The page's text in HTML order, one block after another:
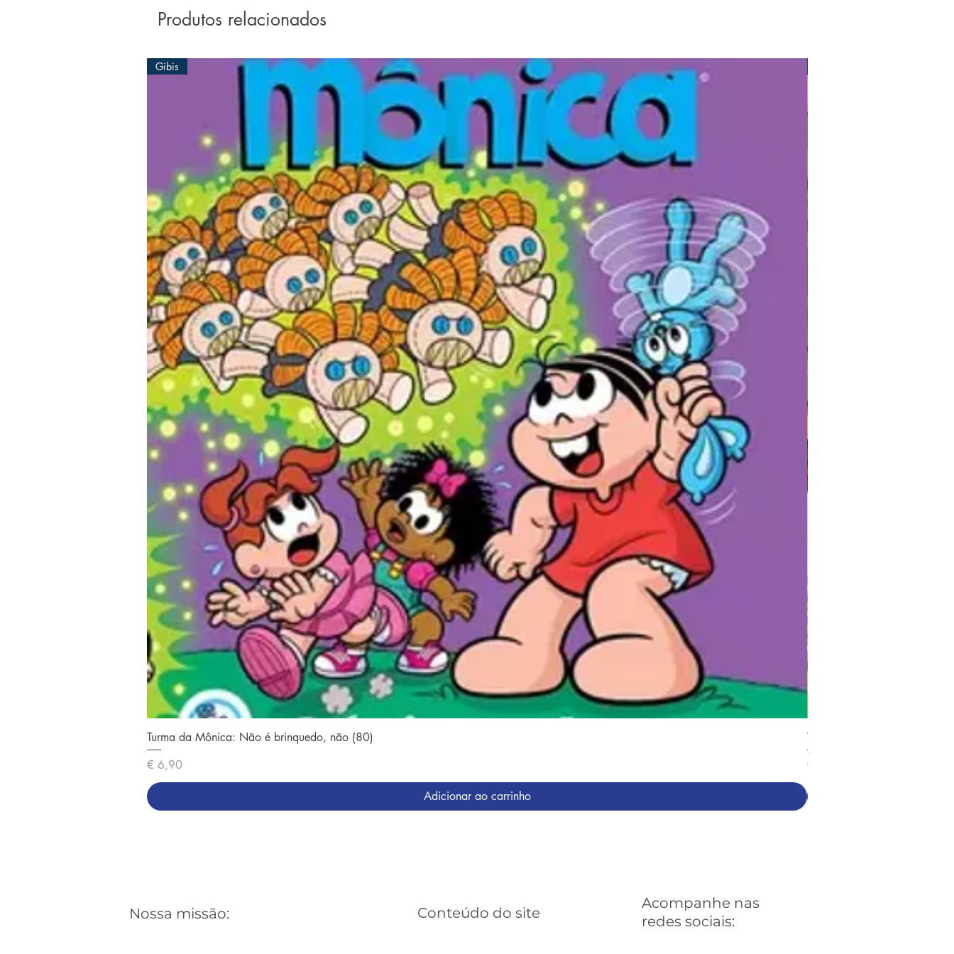
mesada pode mais!”, ambos publicados
pela editora Coleção Conto com Você.
*Brinde: um bloco de planejamento
financeiro, objetivos e estratégias com
10 folhas. Blocos adicionais podem ser
comprados avulsos.
Indicação de leitura: a partir de 8 anos.
Produtos relacionados
Gibis
Turma da Mônica: Não é brinquedo, não (80)
Preço
€ 6,90
Adicionar ao carrinho
Turma da Mônica:
Preço
€ 6,90
Nossa missão: Conteúdo do site
Acompanhe nas
redes sociais: